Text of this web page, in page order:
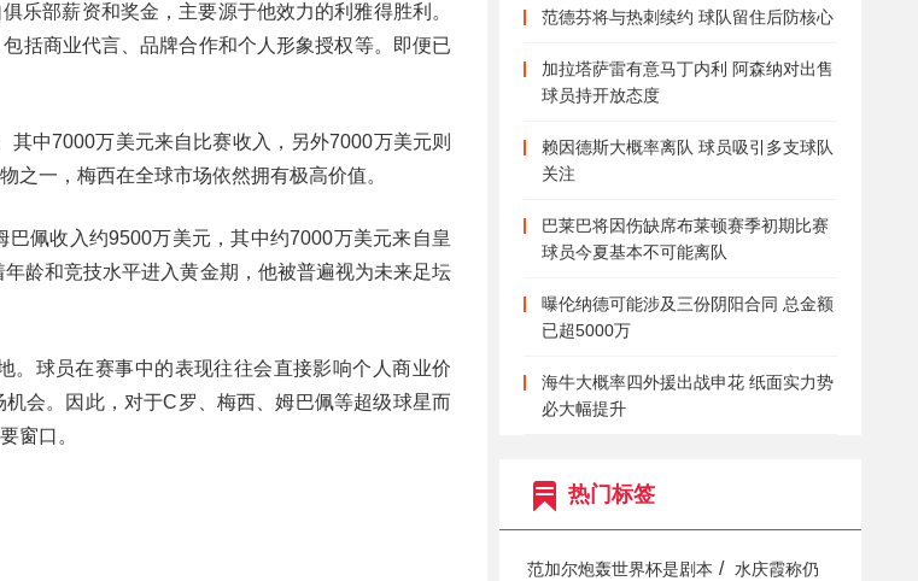
乐部薪资和奖金，主要源于他效力的利雅得胜利。
括商业代言、品牌合作和个人形象授权等。即便已
中7000万美元来自比赛收入，另外7000万美元则
之一，梅西在全球市场依然拥有极高价值。
佩收入约9500万美元，其中约7000万美元来自皇
龄和竞技水平进入黄金期，他被普遍视为未来足坛
。球员在赛事中的表现往往会直接影响个人商业价
会。因此，对于C罗、梅西、姆巴佩等超级球星而
窗口。
范德芬将与热刺续约 球队留住后防核心
加拉塔萨雷有意马丁内利 阿森纳对出售
球员持开放态度
赖因德斯大概率离队 球员吸引多支球队
关注
巴莱巴将因伤缺席布莱顿赛季初期比赛
球员今夏基本不可能离队
曝伦纳德可能涉及三份阴阳合同 总金额
已超5000万
海牛大概率四外援出战申花 纸面实力势
必大幅提升
热门标签
范加尔炮轰世界杯是剧本 /
水庆霞称仍